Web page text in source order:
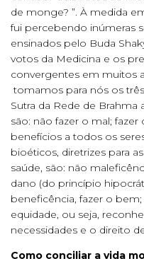
de monge? ”. À medida
fui percebendo inúmeras
ensinados pelo Buda
votos da Medicina e os
convergentes em muitos
tomamos para nós os
Sutra da Rede de Brahma
são: não fazer o mal;
benefícios a todos os
bioéticos, diretrizes para
saúde, são: não
dano (do princípio
beneficência, fazer o
equidade, ou seja,
necessidades e o direito
Como conciliar a vida